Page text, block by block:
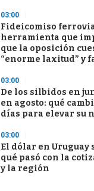
03:00
Fideicomiso
herramienta que
que la oposición
“enorme laxitud” y
03:00
De los silbidos en
en agosto: qué
días para elevar su
03:00
El dólar en Uruguay
qué pasó con la
y la región